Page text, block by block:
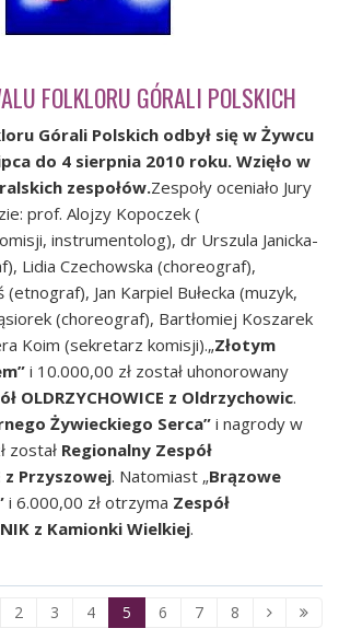
FOLKLORU GÓRALI POLSKICH
Górali Polskich odbył się w Żywcu
do 4 sierpnia 2010 roku. Wzięło w
zespołów.Zespoły oceniało Jury
prof. Alojzy Kopoczek (
instrumentolog), dr Urszula Janicka-
Lidia Czechowska (choreograf),
(etnograf), Jan Karpiel Bułecka (muzyk,
(choreograf), Bartłomiej Koszarek
Koim (sekretarz komisji).„Złotym
i 10.000,00 zł został uhonorowany
OLDRZYCHOWICE z Oldrzychowic.
Żywieckiego Serca” i nagrody w
został Regionalny Zespół
z Przyszowej. Natomiast „Brązowe
i 6.000,00 zł otrzyma Zespół
z Kamionki Wielkiej.
2 3 4 5 6 7 8